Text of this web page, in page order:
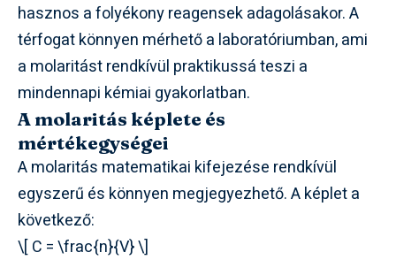
hasznos a folyékony reagensek adagolásakor. A
térfogat könnyen mérhető a laboratóriumban, ami
a molaritást rendkívül praktikussá teszi a
mindennapi kémiai gyakorlatban.
A molaritás képlete és
mértékegységei
A molaritás matematikai kifejezése rendkívül
egyszerű és könnyen megjegyezhető. A képlet a
következő:
\[ C = \frac{n}{V} \]